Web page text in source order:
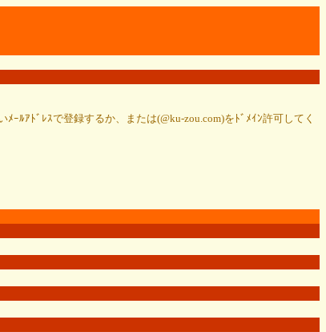
ﾙｱﾄﾞﾚｽで登録するか、または(@ku-zou.com)をﾄﾞﾒｲﾝ許可してく